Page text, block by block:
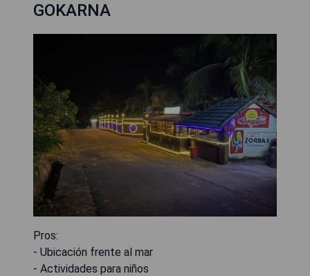
GOKARNA
Pros:
- Ubicación frente al mar
- Actividades para niños